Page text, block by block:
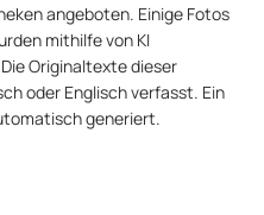
angeboten. Einige Fotos
mithilfe von KI
Originaltexte dieser
oder Englisch verfasst. Ein
generiert.